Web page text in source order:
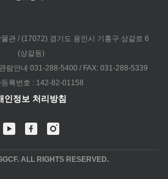
관 / (17072) 경기도 용인시 기흥구 상갈로 6
(상갈동)
람안내 031-288-5400 / FAX: 031-288-5339
등록번호 : 142-82-01158
인정보 처리방침
ALL RIGHTS RESERVED.